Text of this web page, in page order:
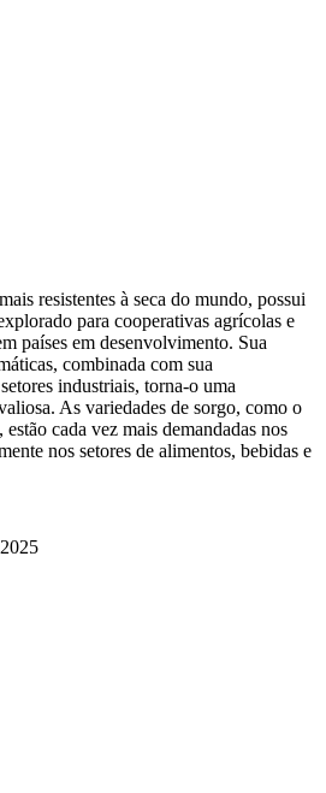
resistentes à seca do mundo, possui
para cooperativas agrícolas e
países em desenvolvimento. Sua
combinada com sua
industriais, torna-o uma
As variedades de sorgo, como o
cada vez mais demandadas nos
nos setores de alimentos, bebidas e